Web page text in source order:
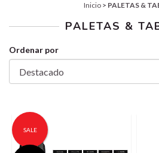
Inicio > PALETAS &
PALETAS &
Ordenar por
SALE